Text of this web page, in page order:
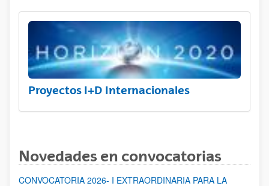
Proyectos I+D Internacionales
Novedades en convocatorias
CONVOCATORIA 2026- I EXTRAORDINARIA PARA LA